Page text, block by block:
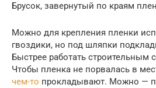
Брусок, завернутый по краям
Можно для крепления пленки
гвоздики, но под шляпки
Быстрее работать строительным
Чтобы пленка не порвалась в
чем-то прокладывают. Можно —